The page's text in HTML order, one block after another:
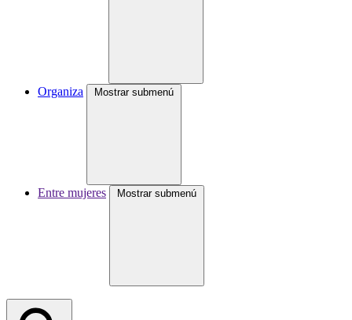
Organiza Mostrar submenú
Entre mujeres Mostrar submenú